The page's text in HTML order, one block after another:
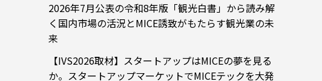
2026年7月公表の令和8年版「観光白書」から読み解
く国内市場の活況とMICE誘致がもたらす観光業の未
来
【IVS2026取材】スタートアップはMICEの夢を見る
か。スタートアップマーケットでMICEテックを大発